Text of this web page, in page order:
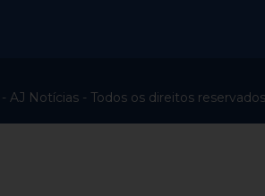
AJ Notícias - Todos os direitos reservados